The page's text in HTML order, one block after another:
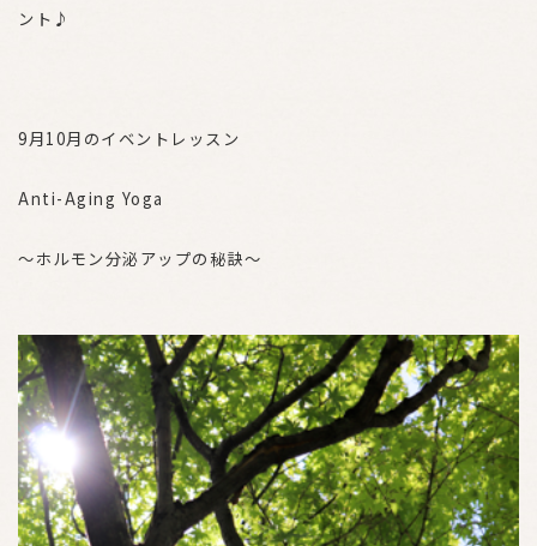
ント♪
9月10月のイベントレッスン
Anti-Aging Yoga
〜ホルモン分泌アップの秘訣〜